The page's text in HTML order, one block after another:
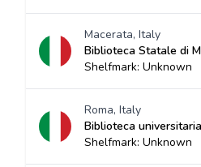
Macerata, Italy
Biblioteca Statale di
Shelfmark: Unknown
Roma, Italy
Biblioteca
Shelfmark: Unknown